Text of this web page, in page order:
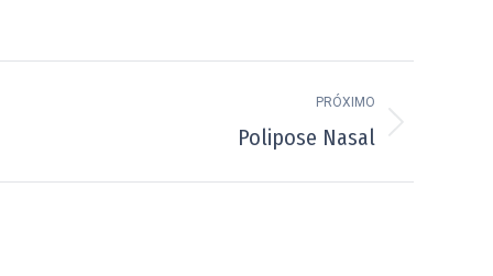
PRÓXIMO
Polipose Nasal